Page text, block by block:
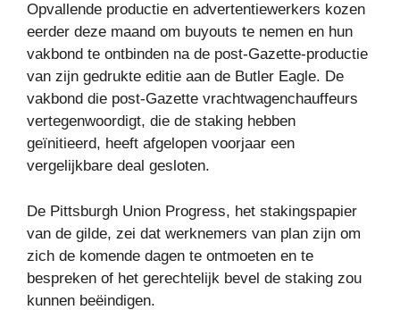
Opvallende productie en advertentiewerkers kozen
eerder deze maand om buyouts te nemen en hun
vakbond te ontbinden na de post-Gazette-productie
van zijn gedrukte editie aan de Butler Eagle. De
vakbond die post-Gazette vrachtwagenchauffeurs
vertegenwoordigt, die de staking hebben
geïnitieerd, heeft afgelopen voorjaar een
vergelijkbare deal gesloten.
De Pittsburgh Union Progress, het stakingspapier
van de gilde, zei dat werknemers van plan zijn om
zich de komende dagen te ontmoeten en te
bespreken of het gerechtelijk bevel de staking zou
kunnen beëindigen.